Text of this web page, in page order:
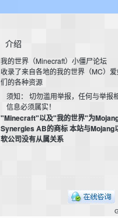
介绍
我的世界（Minecraft）小僵尸论坛
收录了来自各地的我的世界（MC）
们的各种资源
须知： 切勿滥用举报，任何与举报
信息必须属实！
"Minecraft"以及"我的世界"为
Synergies AB的商标 本站与Mojang
软公司没有从属关系